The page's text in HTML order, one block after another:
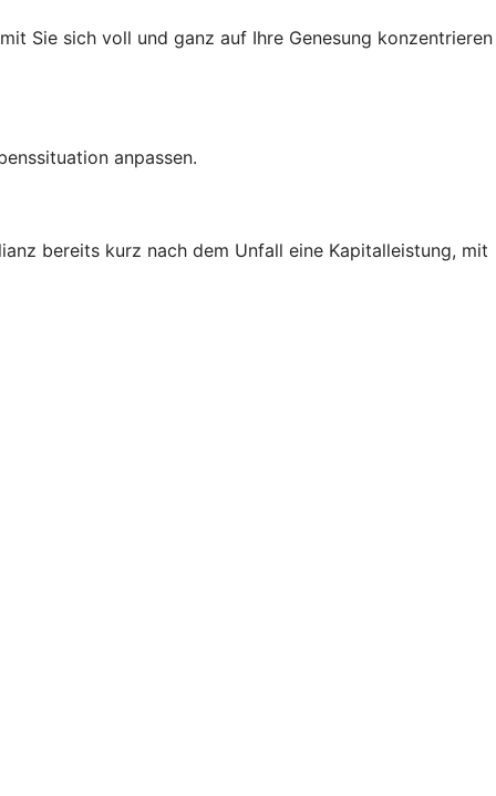
Sie sich voll und ganz auf Ihre Genesung konzentrieren
anpassen.
bereits kurz nach dem Unfall eine Kapitalleistung, mit